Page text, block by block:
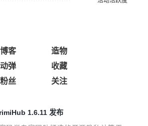
博客
造物
动弹
收藏
粉丝 关注
1.6.11 发布